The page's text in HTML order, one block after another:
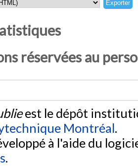
réservées au
est le dépôt
Montréal.
à l'aide du
.